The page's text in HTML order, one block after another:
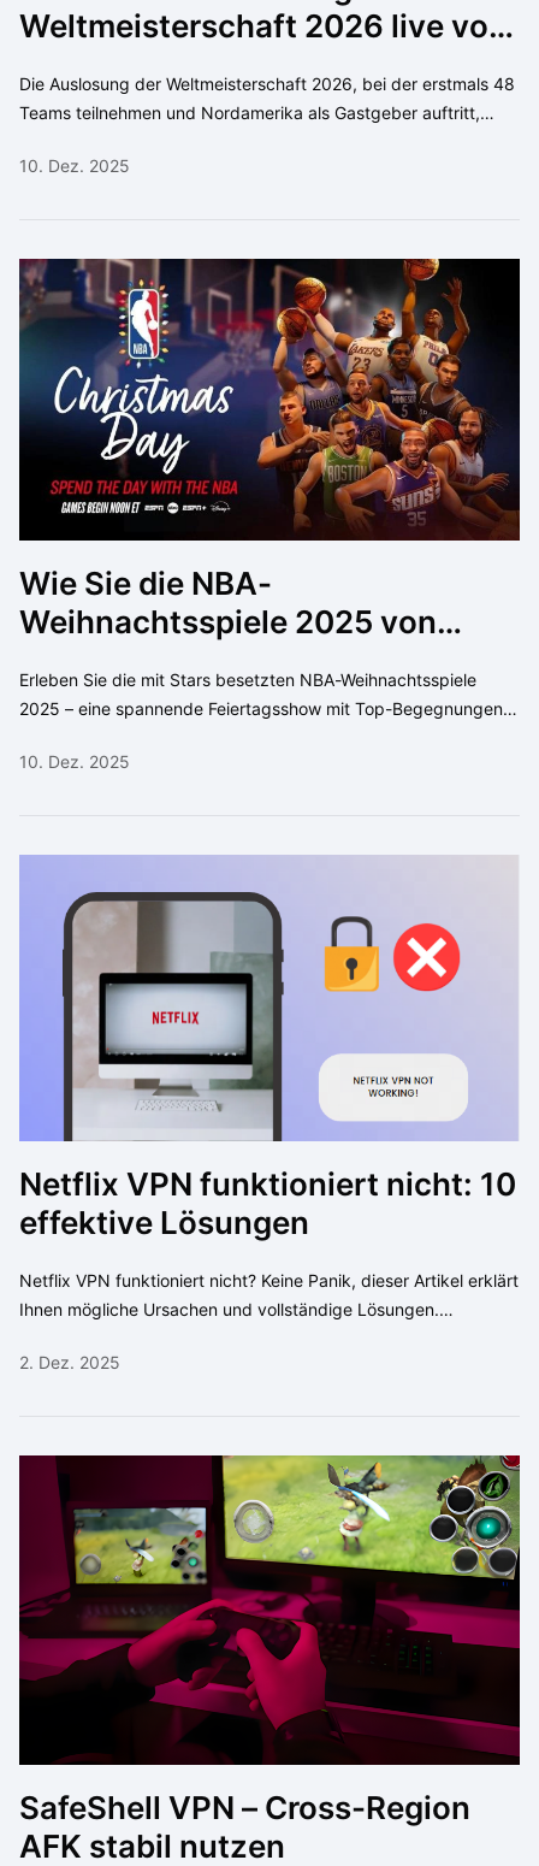
Weltmeisterschaft 2026 live von
Die Auslosung der Weltmeisterschaft 2026, bei der erstmals 48
Teams teilnehmen und Nordamerika als Gastgeber auftritt,
strategischen Begegnungen und weltweiter Anziehungskraft.
10. Dez. 2025
Wie Sie die NBA-
Weihnachtsspiele 2025 von
Erleben Sie die mit Stars besetzten NBA-Weihnachtsspiele
2025 – eine spannende Feiertagsshow mit Top-Begegnungen,
mit SafeShell VPN.
10. Dez. 2025
Netflix VPN funktioniert nicht: 10
effektive Lösungen
Netflix VPN funktioniert nicht? Keine Panik, dieser Artikel erklärt
Ihnen mögliche Ursachen und vollständige Lösungen.
2. Dez. 2025
SafeShell VPN – Cross-Region
AFK stabil nutzen